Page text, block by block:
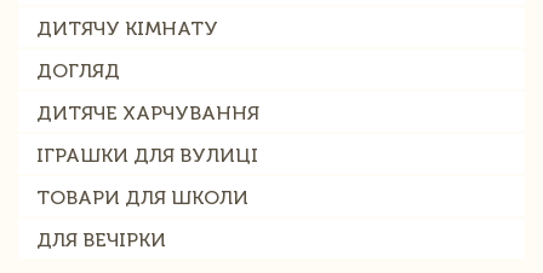
ДИТЯЧУ КІМНАТУ
ДОГЛЯД
ДИТЯЧЕ ХАРЧУВАННЯ
ІГРАШКИ ДЛЯ ВУЛИЦІ
ТОВАРИ ДЛЯ ШКОЛИ
ДЛЯ ВЕЧІРКИ